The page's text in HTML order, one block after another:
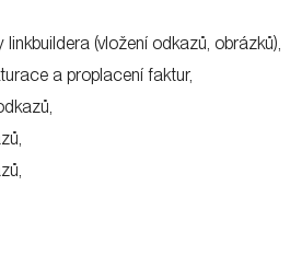
(vložení odkazů, obrázků),
a proplacení faktur,